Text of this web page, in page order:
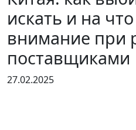
искать и на
внимание при
поставщиками
27.02.2025